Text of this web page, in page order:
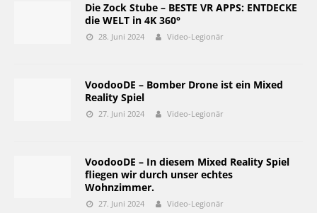
Die Zock Stube – BESTE VR APPS: ENTDECKE
die WELT in 4K 360°
28. Juni 2024 Video-Legionär
VoodooDE – Bomber Drone ist ein Mixed
Reality Spiel
27. Juni 2024 Video-Legionär
VoodooDE – In diesem Mixed Reality Spiel
fliegen wir durch unser echtes
Wohnzimmer.
27. Juni 2024 Video-Legionär